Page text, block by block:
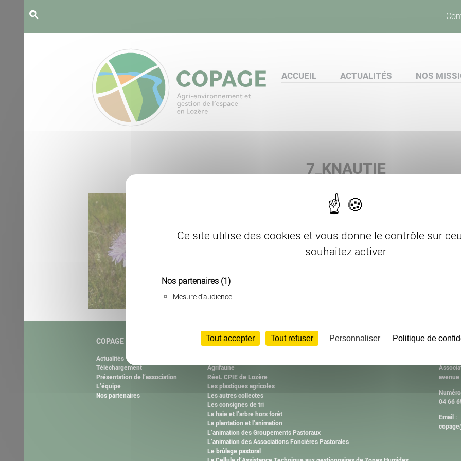
Ce site utilise des cookies et vous donne le contrôle sur
souhaitez activer
Nos partenaires (1)
Mesure d'audience
Tout accepter Tout refuser Personnaliser Politique de
ACCUEIL ACTUALITÉS NOS
7_KNAUTIE
COPAGE
Actualités
Téléchargement
Présentation de l’association
L’équipe
Nos partenaires
NOS MISSIONS
Agrifaune
RéeL CPIE de Lozère
Les plastiques agricoles
Les autres collectes
Les consignes de tri
La haie et l’arbre hors forêt
La plantation et l’animation
L’animation des Groupements Pastoraux
L’animation des Associations Foncières Pastorales
Le brûlage pastoral
04 66
Email :